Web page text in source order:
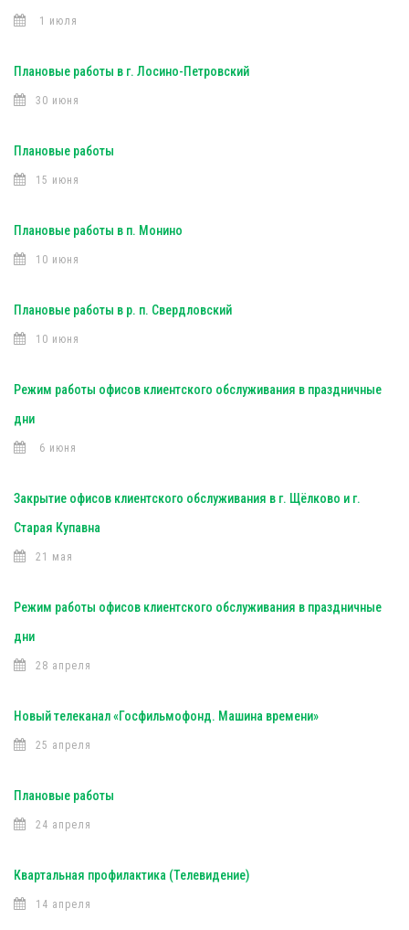
1 июля
Плановые работы в г. Лосино-Петровский
30 июня
Плановые работы
15 июня
Плановые работы в п. Монино
10 июня
Плановые работы в р. п. Свердловский
10 июня
Режим работы офисов клиентского обслуживания в праздничные
дни
6 июня
Закрытие офисов клиентского обслуживания в г. Щёлково и г.
Старая Купавна
21 мая
Режим работы офисов клиентского обслуживания в праздничные
дни
28 апреля
Новый телеканал «Госфильмофонд. Машина времени»
25 апреля
Плановые работы
24 апреля
Квартальная профилактика (Телевидение)
14 апреля